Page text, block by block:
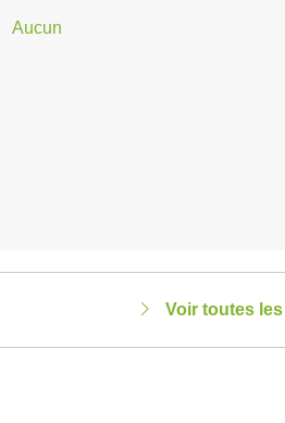
Aucun
Voir toutes